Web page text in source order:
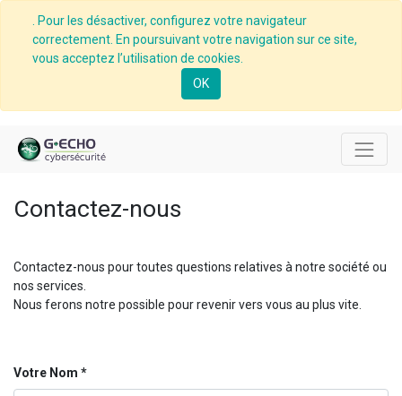
. Pour les désactiver, configurez votre navigateur
correctement. En poursuivant votre navigation sur ce site,
vous acceptez l’utilisation de cookies.
OK
Contactez-nous
Contactez-nous pour toutes questions relatives à notre société ou
nos services.
Nous ferons notre possible pour revenir vers vous au plus vite.
Votre Nom